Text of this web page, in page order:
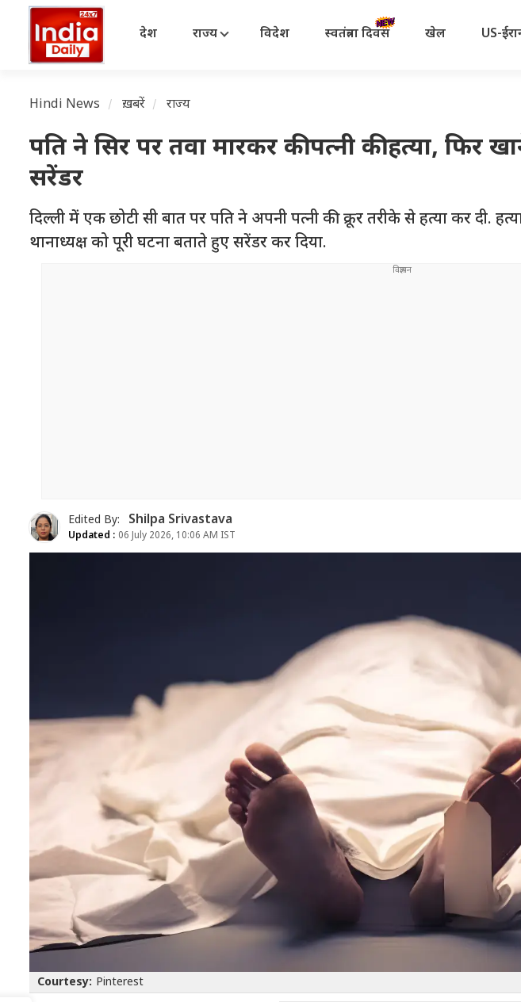
देश राज्य विदेश स्वतंत्रता दिवस खेल US-
Hindi News ख़बरें राज्य
पति ने सिर पर तवा मारकर की पत्नी की हत्या, फिर
सरेंडर
दिल्ली में एक छोटी सी बात पर पति ने अपनी पत्नी की क्रूर तरीके से हत्या कर दी.
थानाध्यक्ष को पूरी घटना बताते हुए सरेंडर कर दिया.
Edited By: Shilpa Srivastava
Updated : 06 July 2026, 10:06 AM IST
Courtesy: Pinterest